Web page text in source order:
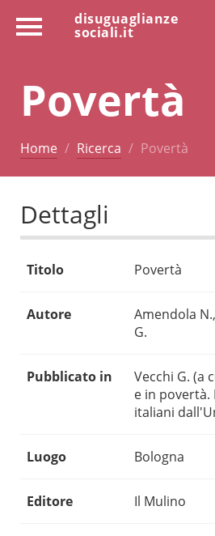
disuguaglianze
sociali.it
Povertà
Home Ricerca Povertà
Dettagli
Titolo Povertà
Autore
Amendola
G.
Pubblicato in
Vecchi G. (a
e in povertà.
italiani
Luogo Bologna
Editore Il Mulino